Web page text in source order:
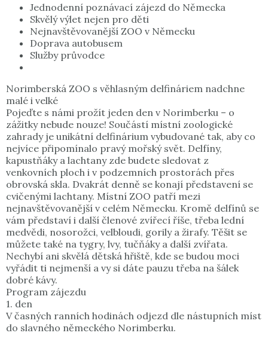
Jednodenní poznávací zájezd do Německa
Skvělý výlet nejen pro děti
Nejnavštěvovanější ZOO v Německu
Doprava autobusem
Služby průvodce
Norimberská ZOO s věhlasným delfináriem nadchne
malé i velké
Pojeďte s námi prožít jeden den v Norimberku – o
zážitky nebude nouze! Součástí místní zoologické
zahrady je unikátní delfinárium vybudované tak, aby co
nejvíce připomínalo pravý mořský svět. Delfíny,
kapustňáky a lachtany zde budete sledovat z
venkovních ploch i v podzemních prostorách přes
obrovská skla. Dvakrát denně se konají představení se
cvičenými lachtany. Místní ZOO patří mezi
nejnavštěvovanější v celém Německu. Kromě delfínů se
vám představí i další členové zvířecí říše, třeba lední
medvědi, nosorožci, velbloudi, gorily a žirafy. Těšit se
můžete také na tygry, lvy, tučňáky a další zvířata.
Nechybí ani skvělá dětská hřiště, kde se budou moci
vyřádit ti nejmenší a vy si dáte pauzu třeba na šálek
dobré kávy.
Program zájezdu
1. den
V časných ranních hodinách odjezd dle nástupních míst
do slavného německého Norimberku.